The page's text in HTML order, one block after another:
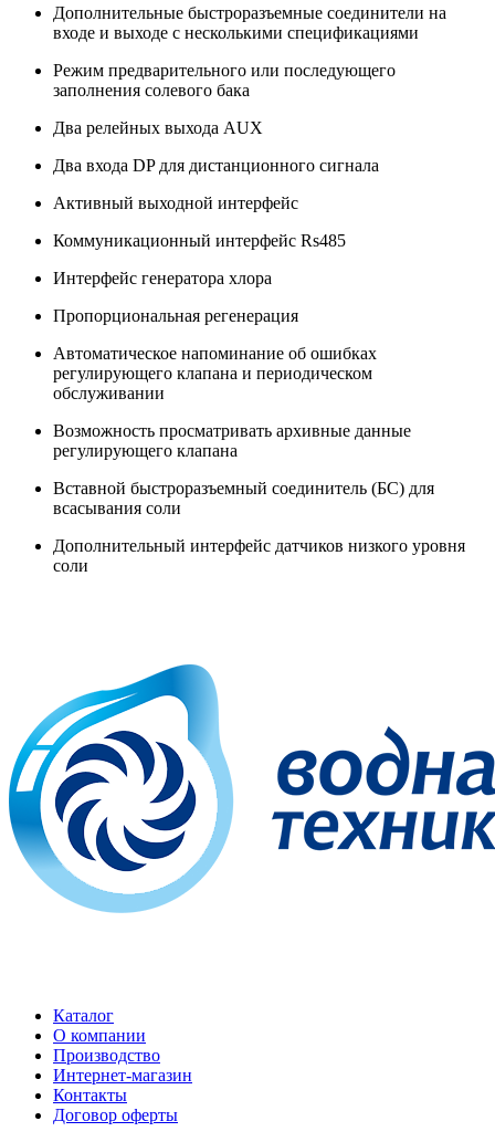
Дополнительные быстроразъемные соединители на
входе и выходе с несколькими спецификациями
Режим предварительного или последующего
заполнения солевого бака
Два релейных выхода AUX
Два входа DP для дистанционного сигнала
Активный выходной интерфейс
Коммуникационный интерфейс Rs485
Интерфейс генератора хлора
Пропорциональная регенерация
Автоматическое напоминание об ошибках
регулирующего клапана и периодическом
обслуживании
Возможность просматривать архивные данные
регулирующего клапана
Вставной быстроразъемный соединитель (БС) для
всасывания соли
Дополнительный интерфейс датчиков низкого уровня
соли
Каталог
О компании
Производство
Интернет-магазин
Контакты
Договор оферты